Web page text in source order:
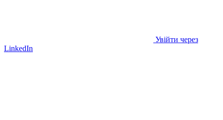
Увійти через
LinkedIn